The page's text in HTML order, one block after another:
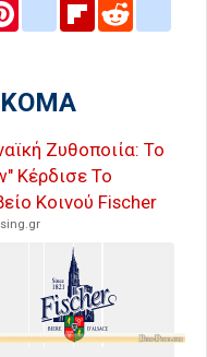
Pinterestblogger_post
Flipboard
Ζυθοποιία: Το
Κέρδισε Το
Κοινού Fischer